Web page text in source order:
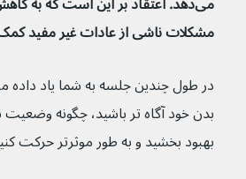
مشکلات ناشی از عادات غیر مفید کمک
بدن خود آگاه تر باشید، چگونه
بهبود بخشید و به طور موثرتر حرکت